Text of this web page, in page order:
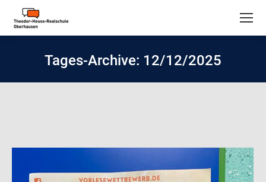
Tages-Archive: 12/12/2025